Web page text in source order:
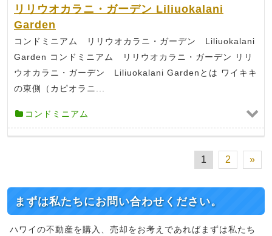
リリウオカラニ・ガーデン Liliuokalani
Garden
コンドミニアム リリウオカラニ・ガーデン Liliuokalani
Garden コンドミニアム リリウオカラニ・ガーデン リリ
ウオカラニ・ガーデン Liliuokalani Gardenとは ワイキキ
の東側（カピオラニ...
コンドミニアム
1 2 »
まずは私たちにお問い合わせください。
ハワイの不動産を購入、売却をお考えであればまずは私たち